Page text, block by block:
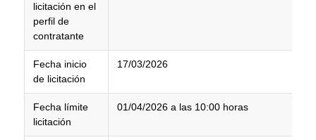
licitación en el
perfil de
contratante
Fecha inicio
de licitación
17/03/2026
Fecha límite
licitación
01/04/2026 a las 10:00 horas